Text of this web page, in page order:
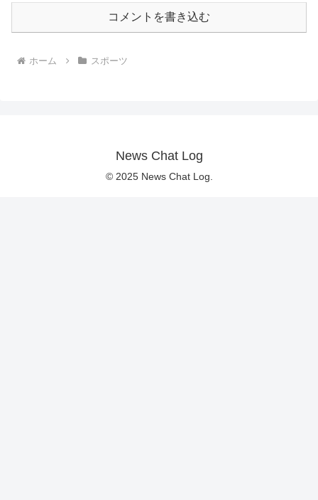
コメントを書き込む
ホーム スポーツ
News Chat Log
© 2025 News Chat Log.